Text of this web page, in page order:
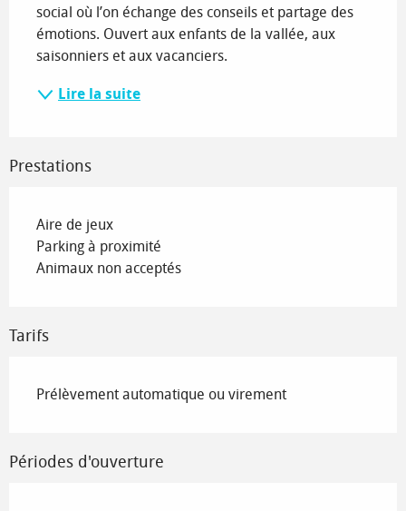
social où l’on échange des conseils et partage des
émotions. Ouvert aux enfants de la vallée, aux
saisonniers et aux vacanciers.
Lire la suite
Prestations
Aire de jeux
Parking à proximité
Animaux non acceptés
Tarifs
Prélèvement automatique ou virement
Périodes d'ouverture